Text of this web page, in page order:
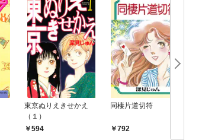
東京ぬりえきせかえ
（１）
594
同棲片道切符
792